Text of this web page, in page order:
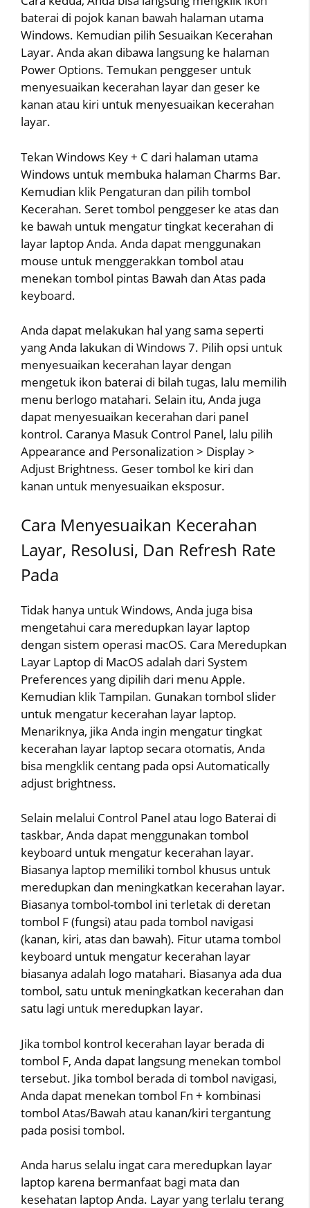
baterai di pojok kanan bawah halaman utama
Windows. Kemudian pilih Sesuaikan Kecerahan
Layar. Anda akan dibawa langsung ke halaman
Power Options. Temukan penggeser untuk
menyesuaikan kecerahan layar dan geser ke
kanan atau kiri untuk menyesuaikan kecerahan
layar.
Tekan Windows Key + C dari halaman utama
Windows untuk membuka halaman Charms Bar.
Kemudian klik Pengaturan dan pilih tombol
Kecerahan. Seret tombol penggeser ke atas dan
ke bawah untuk mengatur tingkat kecerahan di
layar laptop Anda. Anda dapat menggunakan
mouse untuk menggerakkan tombol atau
menekan tombol pintas Bawah dan Atas pada
keyboard.
Anda dapat melakukan hal yang sama seperti
yang Anda lakukan di Windows 7. Pilih opsi untuk
menyesuaikan kecerahan layar dengan
mengetuk ikon baterai di bilah tugas, lalu memilih
menu berlogo matahari. Selain itu, Anda juga
dapat menyesuaikan kecerahan dari panel
kontrol. Caranya Masuk Control Panel, lalu pilih
Appearance and Personalization > Display >
Adjust Brightness. Geser tombol ke kiri dan
kanan untuk menyesuaikan eksposur.
Cara Menyesuaikan Kecerahan
Layar, Resolusi, Dan Refresh Rate
Pada
Tidak hanya untuk Windows, Anda juga bisa
mengetahui cara meredupkan layar laptop
dengan sistem operasi macOS. Cara Meredupkan
Layar Laptop di MacOS adalah dari System
Preferences yang dipilih dari menu Apple.
Kemudian klik Tampilan. Gunakan tombol slider
untuk mengatur kecerahan layar laptop.
Menariknya, jika Anda ingin mengatur tingkat
kecerahan layar laptop secara otomatis, Anda
bisa mengklik centang pada opsi Automatically
adjust brightness.
Selain melalui Control Panel atau logo Baterai di
taskbar, Anda dapat menggunakan tombol
keyboard untuk mengatur kecerahan layar.
Biasanya laptop memiliki tombol khusus untuk
meredupkan dan meningkatkan kecerahan layar.
Biasanya tombol-tombol ini terletak di deretan
tombol F (fungsi) atau pada tombol navigasi
(kanan, kiri, atas dan bawah). Fitur utama tombol
keyboard untuk mengatur kecerahan layar
biasanya adalah logo matahari. Biasanya ada dua
tombol, satu untuk meningkatkan kecerahan dan
satu lagi untuk meredupkan layar.
Jika tombol kontrol kecerahan layar berada di
tombol F, Anda dapat langsung menekan tombol
tersebut. Jika tombol berada di tombol navigasi,
Anda dapat menekan tombol Fn + kombinasi
tombol Atas/Bawah atau kanan/kiri tergantung
pada posisi tombol.
Anda harus selalu ingat cara meredupkan layar
laptop karena bermanfaat bagi mata dan
kesehatan laptop Anda. Layar yang terlalu terang